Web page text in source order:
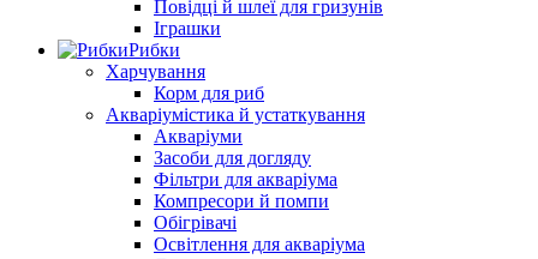
Повідці й шлеї для гризунів
Іграшки
Рибки
Харчування
Корм для риб
Акваріумістика й устаткування
Акваріуми
Засоби для догляду
Фільтри для акваріума
Компресори й помпи
Обігрівачі
Освітлення для акваріума